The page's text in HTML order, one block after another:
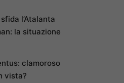
l’Atalanta
la situazione
clamoroso
vista?